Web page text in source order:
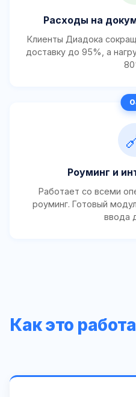
Расходы на
Клиенты Диадока
доставку до 95%, а
Роуминг и
Работает со всеми
роуминг. Готовый
ввода
Как это